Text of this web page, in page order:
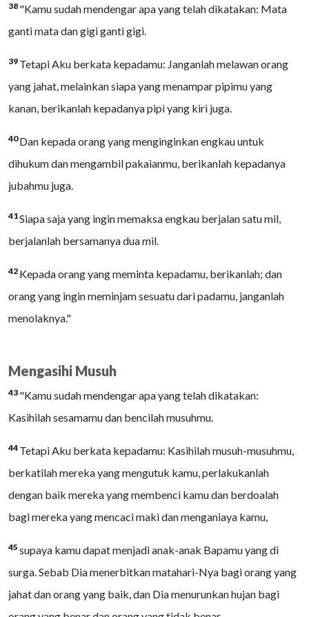
38 "Kamu sudah mendengar apa yang telah dikatakan: Mata
ganti mata dan gigi ganti gigi.
39 Tetapi Aku berkata kepadamu: Janganlah melawan orang
yang jahat, melainkan siapa yang menampar pipimu yang
kanan, berikanlah kepadanya pipi yang kiri juga.
40Dan kepada orang yang menginginkan engkau untuk
dihukum dan mengambil pakaianmu, berikanlah kepadanya
jubahmu juga.
41Siapa saja yang ingin memaksa engkau berjalan satu mil,
berjalanlah bersamanya dua mil.
42 Kepada orang yang meminta kepadamu, berikanlah; dan
orang yang ingin meminjam sesuatu dari padamu, janganlah
menolaknya."
Mengasihi Musuh
43 "Kamu sudah mendengar apa yang telah dikatakan:
Kasihilah sesamamu dan bencilah musuhmu.
44 Tetapi Aku berkata kepadamu: Kasihilah musuh-musuhmu,
berkatilah mereka yang mengutuk kamu, perlakukanlah
dengan baik mereka yang membenci kamu dan berdoalah
bagi mereka yang mencaci maki dan menganiaya kamu,
45 supaya kamu dapat menjadi anak-anak Bapamu yang di
surga. Sebab Dia menerbitkan matahari-Nya bagi orang yang
jahat dan orang yang baik, dan Dia menurunkan hujan bagi